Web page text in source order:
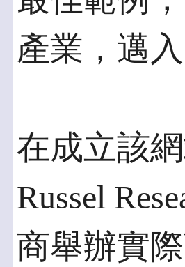
產業，邁
在成立該
Russel
商舉辦實